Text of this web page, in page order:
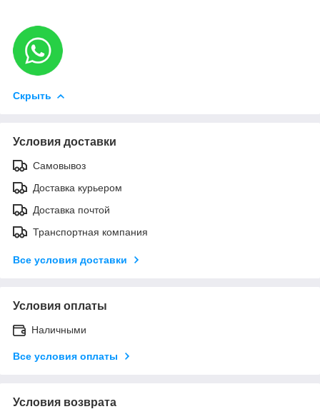
Скрыть
Условия доставки
Самовывоз
Доставка курьером
Доставка почтой
Транспортная компания
Все условия доставки
Условия оплаты
Наличными
Все условия оплаты
Условия возврата